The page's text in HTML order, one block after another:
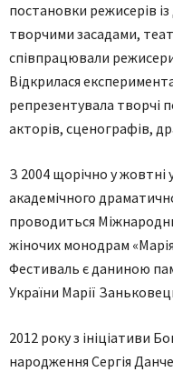
постановки режисерів
творчими засадами,
співпрацювали режисери
Відкрилася
репрезентувала творчі
акторів, сценографів,
З 2004 щорічно у жовтні
академічного
проводиться
жіночих монодрам
Фестиваль є даниною
України Марії
2012 року з ініціативи
народження Сергія